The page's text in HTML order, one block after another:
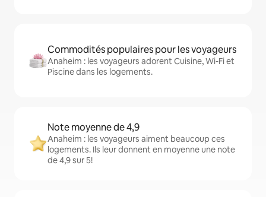
Commodités populaires pour les voyageurs
Anaheim : les voyageurs adorent Cuisine, Wi-Fi et
Piscine dans les logements.
Note moyenne de 4,9
Anaheim : les voyageurs aiment beaucoup ces
logements. Ils leur donnent en moyenne une note
de 4,9 sur 5!